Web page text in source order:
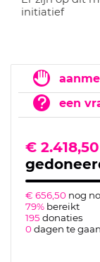
initiatief
een
€ 2.418,50
€ 656,50 nog
79% bereikt
195 donaties
0dagen te gaan